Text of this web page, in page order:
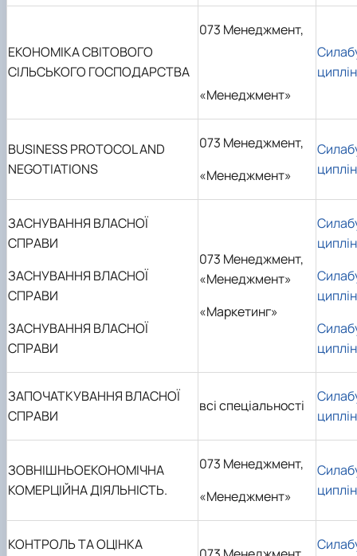
ЕКОНОМІКА СВІТОВОГО
СІЛЬСЬКОГО ГОСПОДАРСТВА
073 Менеджмент,
«Менеджмент»
BUSINESS PROTOCOL AND
NEGOTIATIONS
073 Менеджмент,
«Менеджмент»
ЗАСНУВАННЯ ВЛАСНОЇ
СПРАВИ
ЗАСНУВАННЯ ВЛАСНОЇ
СПРАВИ
ЗАСНУВАННЯ ВЛАСНОЇ
СПРАВИ
073 Менеджмент,
«Менеджмент»
«Маркетинг»
ЗАПОЧАТКУВАННЯ ВЛАСНОЇ
СПРАВИ
всі спеціальності
ЗОВНІШНЬОЕКОНОМІЧНА
КОМЕРЦІЙНА ДІЯЛЬНІСТЬ.
073 Менеджмент,
«Менеджмент»
КОНТРОЛЬ ТА ОЦІНКА